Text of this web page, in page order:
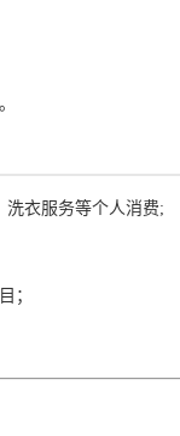
洗衣服务等个人消费;
；